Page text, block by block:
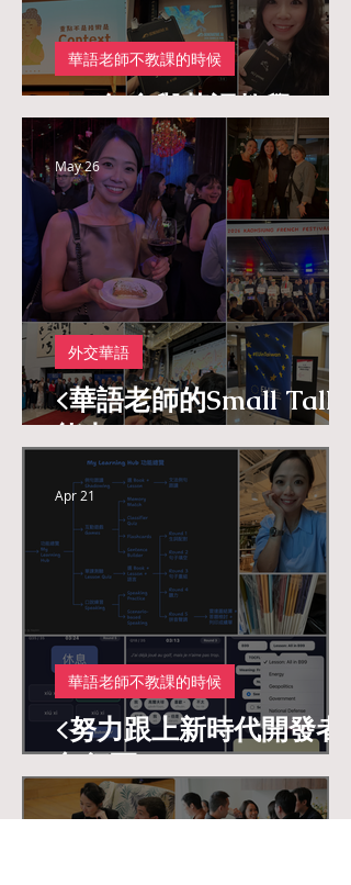
<AI年會與華語教學>
華語老師不教課的時候
<華語老師的Small Talk
能力>
外交華語
May 26
<努力跟上新時代開發者
急行軍>
華語老師不教課的時候
Apr 21
Mar 28